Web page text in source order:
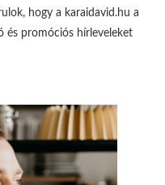
hogy a karaidavid.hu a
és promóciós hírleveleket